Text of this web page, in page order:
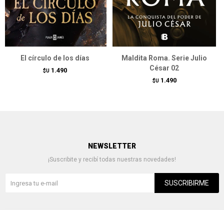
El círculo de los días
$U 1.490
Maldita Roma. Serie Julio
César 02
$U 1.490
NEWSLETTER
¡Suscribite y recibí todas nuestras novedades!
SUSCRIBIRME